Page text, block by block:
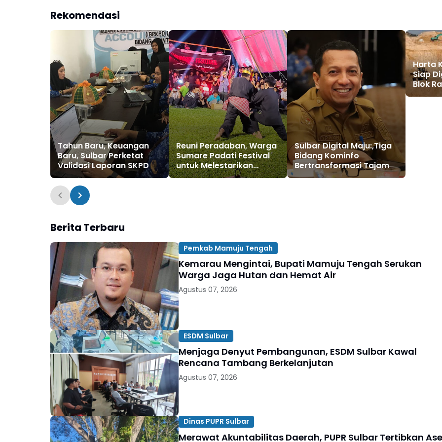
Rekomendasi
Tahun Baru, Keuangan
Baru, Sulbar Perketat
Validasi Laporan SKPD
Reuni Peradaban, Warga
Sumare Padati Festival
untuk Melestarikan
Tradisi
Sulbar Digital Maju:,Tiga
Bidang Kominfo
Bertransformasi Tajam
Harta
Siap
Blok
Berita Terbaru
Pemkab Mamuju Tengah
Kemarau Mengintai, Bupati Mamuju Tengah Serukan
Warga Jaga Hutan dan Hemat Air
Agustus 07, 2026
ESDM Sulbar
Menjaga Denyut Pembangunan, ESDM Sulbar Kawal
Rencana Tambang Berkelanjutan
Agustus 07, 2026
Dinas PUPR Sulbar
Merawat Akuntabilitas Daerah, PUPR Sulbar Tertibkan